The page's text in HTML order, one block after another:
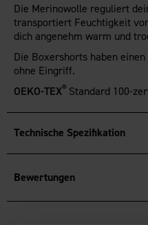
Die Merinowolle reguliert
transportiert Feuchtigkeit
dich angenehm warm und
Die Boxershorts haben
ohne Eingriff.
OEKO-TEX® Standard 100-
Technische Spezifikation
Bewertungen